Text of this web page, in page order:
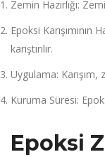
Zemin Hazırlığı:
Epoksi Karışımının
karıştırılır.
Uygulama: Karışım,
Kuruma Süresi:
Epoksi